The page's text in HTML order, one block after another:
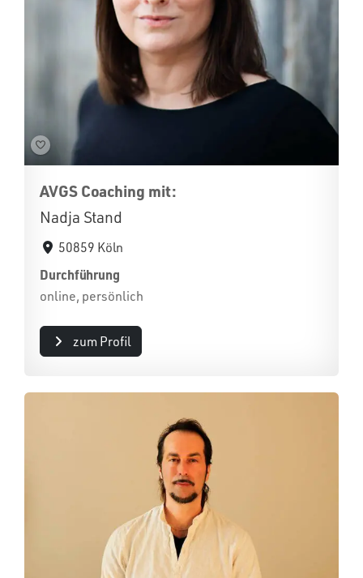
AVGS Coaching mit:
Nadja Stand
50859 Köln
Durchführung
online, persönlich
zum Profil